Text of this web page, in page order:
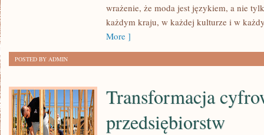
GRUNGE’OWY
wrażenie, że moda jest językiem, a nie
każdym kraju, w każdej kulturze i w
More ]
POSTED BY ADMIN
Transformacja
przedsiębiorstw